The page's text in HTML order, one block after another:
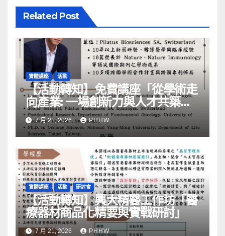
Related Post
實體講座 活動
【活動轉知】免費講座「從學術走
向產業: ⼀場創新力與⼈才共築的
旅程」
7 月 21, 2026 PHHW
實體講座 活動 研討會
【活動轉知】興大精醫工作坊「醫
療器材商品化精要與實戰研討」
7 月 21, 2026 PHHW